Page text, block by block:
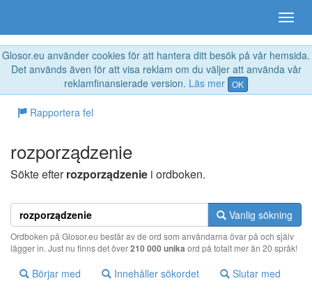
Glosor.eu använder cookies för att hantera ditt besök på vår hemsida.
Det används även för att visa reklam om du väljer att använda vår
reklamfinansierade version. Läs mer OK
Rapportera fel
rozporządzenie
Sökte efterrozporządzenie i ordboken.
Vanlig sökning
Ordboken på Glosor.eu består av de ord som användarna övar på och själv
lägger in. Just nu finns det över210 000 unika ord på totalt mer än 20 språk!
Börjar med Innehåller sökordet Slutar med